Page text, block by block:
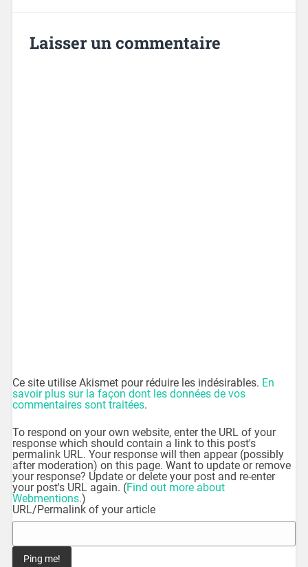
Laisser un commentaire
Ce site utilise Akismet pour réduire les indésirables. En
savoir plus sur la façon dont les données de vos
commentaires sont traitées.
To respond on your own website, enter the URL of your
response which should contain a link to this post's
permalink URL. Your response will then appear (possibly
after moderation) on this page. Want to update or remove
your response? Update or delete your post and re-enter
your post's URL again. (Find out more about
Webmentions.)
URL/Permalink of your article